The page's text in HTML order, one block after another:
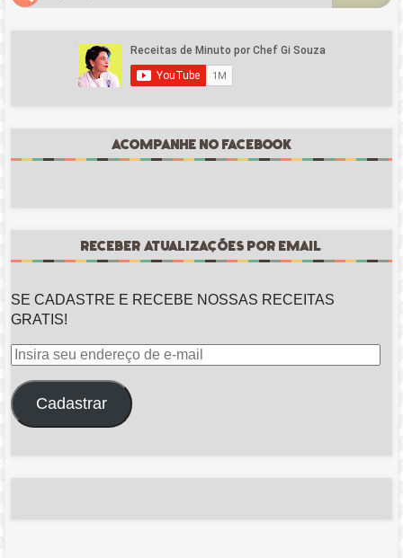
ACOMPANHE NO FACEBOOK
RECEBER ATUALIZAÇÕES POR EMAIL
SE CADASTRE E RECEBE NOSSAS RECEITAS
GRATIS!
Insira
endereço
de
Cadastrar